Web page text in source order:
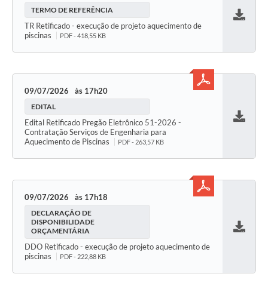
TERMO DE REFERÊNCIA
TR Retificado - execução de projeto aquecimento de
piscinas
PDF - 418,55 KB
09/07/2026 17h20
EDITAL
Edital Retificado Pregão Eletrônico 51-2026 -
Contratação Serviços de Engenharia para
Aquecimento de Piscinas
PDF - 263,57 KB
09/07/2026 17h18
DECLARAÇÃO DE
DISPONIBILIDADE
ORÇAMENTÁRIA
DDO Retificado - execução de projeto aquecimento de
piscinas
PDF - 222,88 KB